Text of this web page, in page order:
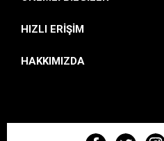
HIZLI ERIŞIM
HAKKIMIZDA